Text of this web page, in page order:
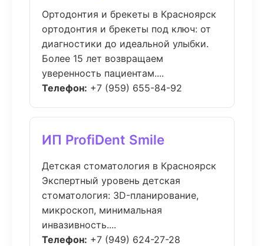
Ортодонтия и брекеты в Красноярск
ортодонтия и брекеты под ключ: от
диагностики до идеальной улыбки.
Более 15 лет возвращаем
уверенность пациентам....
Телефон: +7 (959) 655-84-92
ИП ProfiDent Smile
Детская стоматология в Красноярск
Экспертный уровень детская
стоматология: 3D-планирование,
микроскоп, минимальная
инвазивность....
Телефон: +7 (949) 624-27-28